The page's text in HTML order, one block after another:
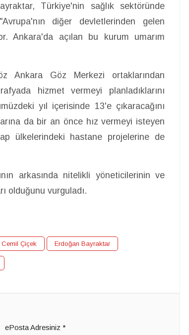
Türkiye'nin sağlık sektöründe
diğer devletlerinden gelen
Ankara'da açılan bu kurum umarım
Ankara Göz Merkezi ortaklarından
hizmet vermeyi planladıklarını
yıl içerisinde 13'e çıkaracağını
da bir an önce hız vermeyi isteyen
ülkelerindeki hastane projelerine de
arkasında nitelikli yöneticilerinin ve
olduğunu vurguladı.
Cemil Çiçek Erdoğan Bayraktar
ePosta Adresiniz *